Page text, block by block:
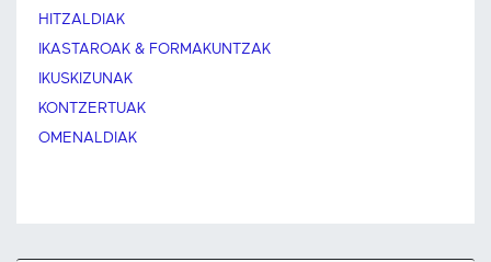
HITZALDIAK
IKASTAROAK & FORMAKUNTZAK
IKUSKIZUNAK
KONTZERTUAK
OMENALDIAK